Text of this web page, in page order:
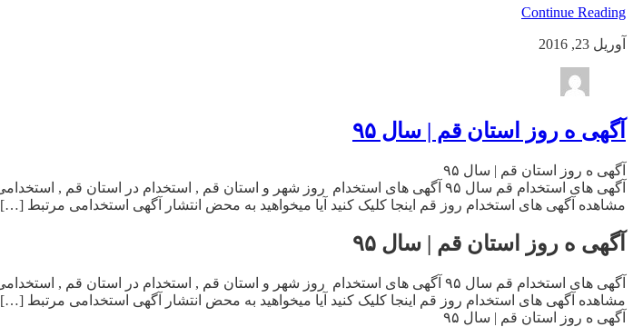
Continue Reading
آوریل 23, 2016
آگهی ه روز استان قم | سال ۹۵
آگهی ه روز استان قم | سال ۹۵
آگهی های استخدام قم سال ۹۵ آگهی های استخدام روز شهر و استان قم , استخدام در
مشاهده آگهی های استخدام روز قم اینجا کلیک کنید آیا میخواهید به محض انتشار آگهی استخدامی مرتبط […]
آگهی ه روز استان قم | سال ۹۵
آگهی های استخدام قم سال ۹۵ آگهی های استخدام روز شهر و استان قم , استخدام در
مشاهده آگهی های استخدام روز قم اینجا کلیک کنید آیا میخواهید به محض انتشار آگهی استخدامی مرتبط […]
آگهی ه روز استان قم | سال ۹۵